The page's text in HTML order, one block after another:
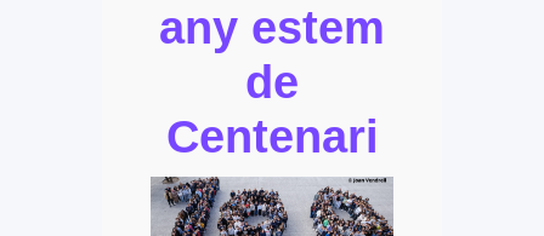
any estem
de
Centenari